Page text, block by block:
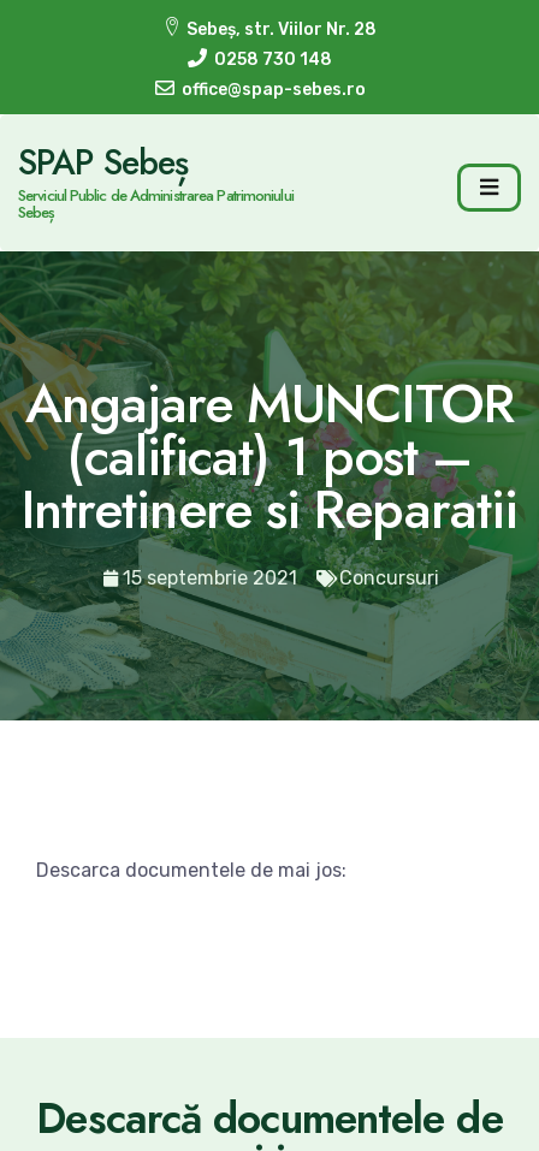
Sebeș, str. Viilor Nr. 28
0258 730 148
office@spap-sebes.ro
SPAP Sebeș
Serviciul Public de Administrarea Patrimoniului
Sebeș
Angajare MUNCITOR
(calificat) 1 post –
Intretinere si Reparatii
15 septembrie 2021 Concursuri
Descarca documentele de mai jos:
Descarcă documentele de